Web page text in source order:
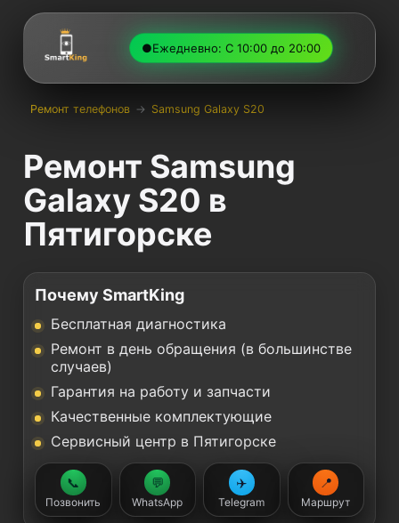
●Ежедневно: С 10:00 до 20:00
Ремонт телефонов → Samsung Galaxy S20
Ремонт Samsung
Galaxy S20 в
Пятигорске
Почему SmartKing
Бесплатная диагностика
Ремонт в день обращения (в большинстве
случаев)
Гарантия на работу и запчасти
Качественные комплектующие
Сервисный центр в Пятигорске
📞
Позвонить
💬
WhatsApp
✈️
Telegram
📍
Маршрут